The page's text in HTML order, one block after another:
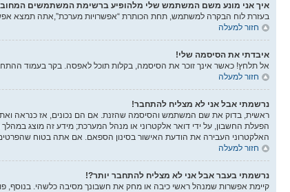
איך אני מונע משם המשתמש שלי מלהופיע ברשימת המשתמשים
בעזרת לוח הבקרה למשתמש, תחת הכותרת “אפשרויות מערכת”,אתה תמצא
חזור למעלה
איבדתי את הסיסמה שלי!
אל תלחץ! כאשר אינך זוכר את הסיסמה, בקלות תוכל לאפסה. בקר בעמוד
חזור למעלה
נרשמתי אבל אני לא מצליח להתחבר!
הפעלת החשבון, על ידי דואר אלקטרוני או מנהל המערכת; מידע זה מוצג
האלקטרוני העבירה את הודעת האישור בסינון הספאם. אם אתה בטוח
חזור למעלה
נרשמתי בעבר אבל אני לא מצליח להתחבר יותר?!
קיימת אפשרות שמנהל ראשי כיבה או מחק את חשבונך מסיבה כלשהי. בנוסף,